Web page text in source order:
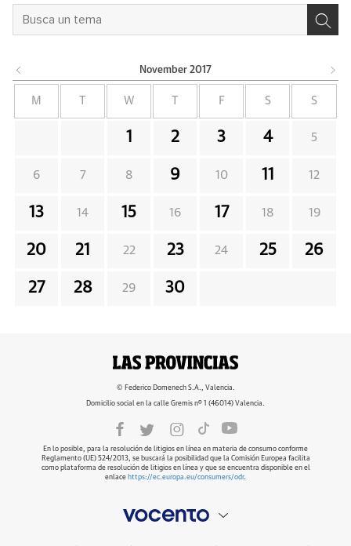
November 2017
M W F S S
1 2 3 4 5
6 7 8 9 10 11 12
13 14 15 16 17 18 19
20 21 22 23 24 25 26
27 28 29 30
© Federico Domenech S.A., Valencia.
Domicilio social en la calle Gremis nº 1 (46014) Valencia.
En lo posible, para la resolución de litigios en línea en materia de consumo conforme
Reglamento (UE) 524/2013, se buscará la posibilidad que la Comisión Europea facilita
como plataforma de resolución de litigios en línea y que se encuentra disponible en el
enlace https://ec.europa.eu/consumers/odr.